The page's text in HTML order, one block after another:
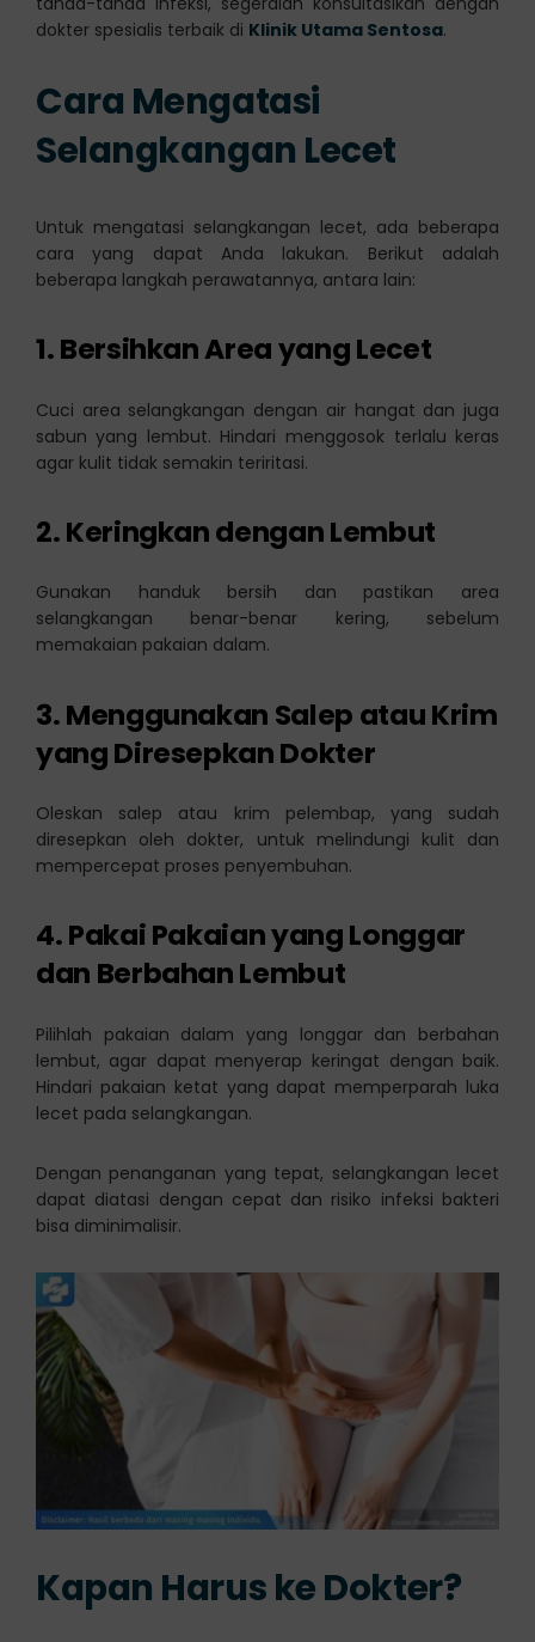
dokter spesialis terbaik di Klinik Utama Sentosa.
Cara Mengatasi
Selangkangan Lecet
Untuk mengatasi selangkangan lecet, ada beberapa
cara yang dapat Anda lakukan. Berikut adalah
beberapa langkah perawatannya, antara lain:
1. Bersihkan Area yang Lecet
Cuci area selangkangan dengan air hangat dan juga
sabun yang lembut. Hindari menggosok terlalu keras
agar kulit tidak semakin teriritasi.
2. Keringkan dengan Lembut
Gunakan handuk bersih dan pastikan area
selangkangan benar-benar kering, sebelum
memakaian pakaian dalam.
3. Menggunakan Salep atau Krim
yang Diresepkan Dokter
Oleskan salep atau krim pelembap, yang sudah
diresepkan oleh dokter, untuk melindungi kulit dan
mempercepat proses penyembuhan.
4. Pakai Pakaian yang Longgar
dan Berbahan Lembut
Pilihlah pakaian dalam yang longgar dan berbahan
lembut, agar dapat menyerap keringat dengan baik.
Hindari pakaian ketat yang dapat memperparah luka
lecet pada selangkangan.
Dengan penanganan yang tepat, selangkangan lecet
dapat diatasi dengan cepat dan risiko infeksi bakteri
bisa diminimalisir.
Kapan Harus ke Dokter?